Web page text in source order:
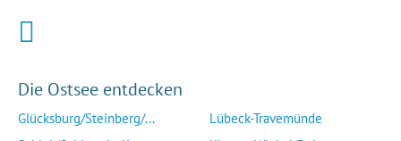
Die Ostsee entdecken
Glücksburg/Steinberg/...
Lübeck-Travemünde